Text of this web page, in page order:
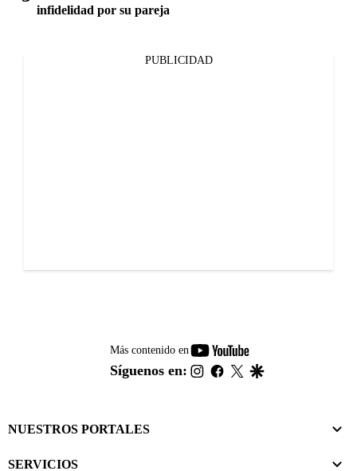
infidelidad por su pareja
PUBLICIDAD
Más contenido en
youtube-
footer
Síguenos en: instagram
facebook
twitter
NUESTROS PORTALES
SERVICIOS